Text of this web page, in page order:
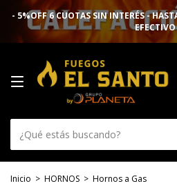
- 5%OFF 6 CUOTAS SIN INTERÉS -
EFECTIVO
Inicio > HORNOS > Hornos a Gas